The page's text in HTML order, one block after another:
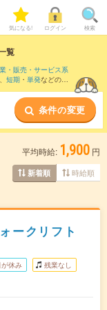
気になる! ログイン 検索
覧
・販売・サービス系
短期 ・ 単発などの期
条件の変更
平均時給: 1,900 円
新着順 時給順
ークリフト
が休み 残業なし